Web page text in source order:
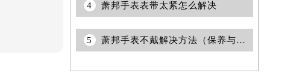
4 萧邦手表表带太紧怎么解决
5 萧邦手表不戴解决方法（保养与重新激活指南）